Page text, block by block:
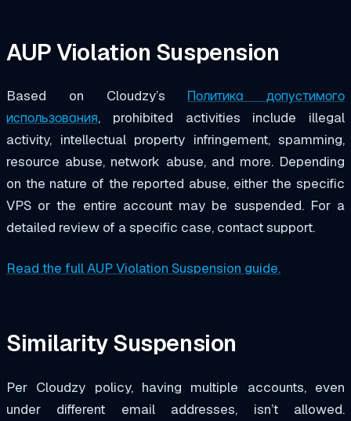
AUP Violation Suspension
Based on Cloudzy’s Политика допустимого
использования, prohibited activities include illegal
activity, intellectual property infringement, spamming,
resource abuse, network abuse, and more. Depending
on the nature of the reported abuse, either the specific
VPS or the entire account may be suspended. For a
detailed review of a specific case, contact support.
Read the full AUP Violation Suspension guide.
Similarity Suspension
Per Cloudzy policy, having multiple accounts, even
under different email addresses, isn’t allowed.